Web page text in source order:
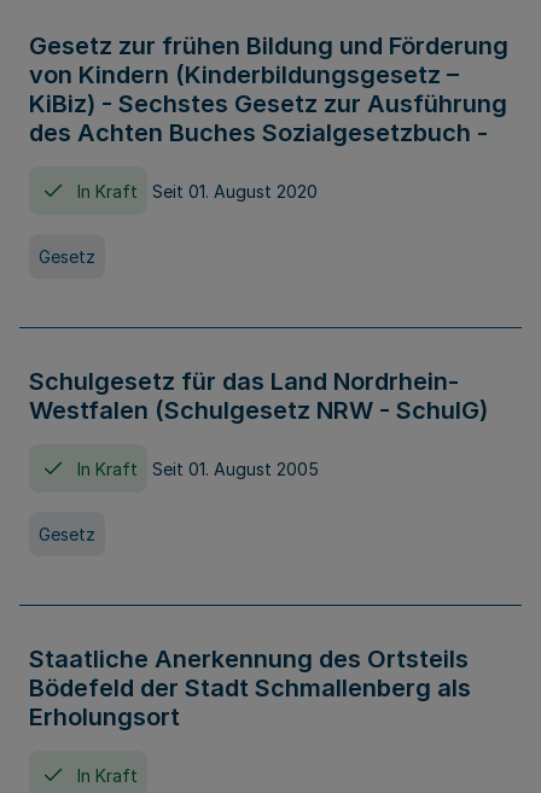
Gesetz zur frühen Bildung und Förderung
von Kindern (Kinderbildungsgesetz –
KiBiz) - Sechstes Gesetz zur Ausführung
des Achten Buches Sozialgesetzbuch -
In Kraft Seit 01. August 2020
Gesetz
Schulgesetz für das Land Nordrhein-
Westfalen (Schulgesetz NRW - SchulG)
In Kraft Seit 01. August 2005
Gesetz
Staatliche Anerkennung des Ortsteils
Bödefeld der Stadt Schmallenberg als
Erholungsort
In Kraft